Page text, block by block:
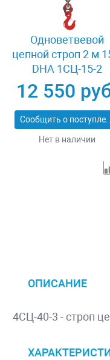
Одноветвевой
цепной строп 2 м
DHA 1СЦ-15-2
12 550
Нет в наличии
ОПИСАНИЕ
4СЦ-40-3 - строп